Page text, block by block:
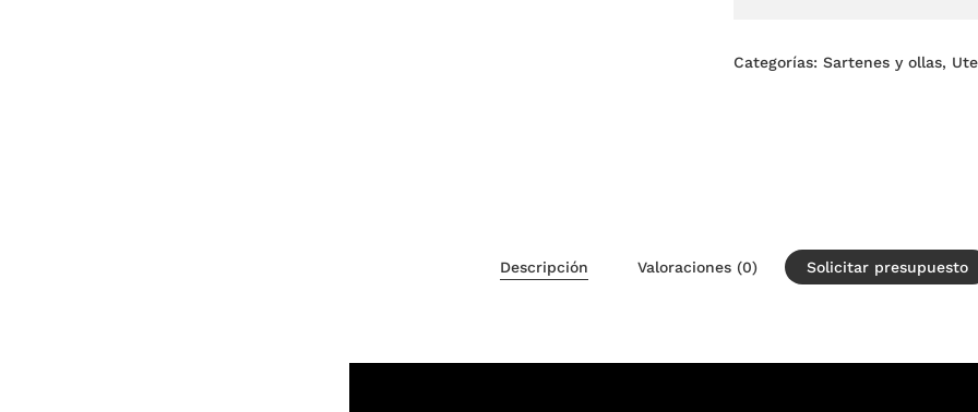
Categorías: Sartenes y ollas,
Descripción Valoraciones (0) Solicitar presupuesto